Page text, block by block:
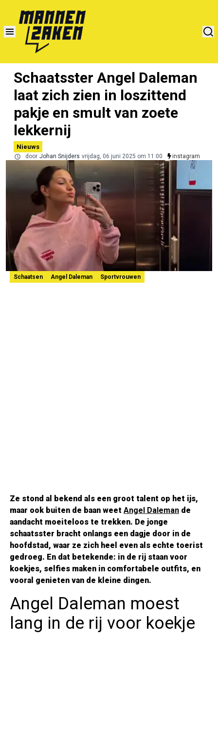
Schaatsster Angel Daleman
laat zich zien in loszittend
pakje en smult van zoete
lekkernij
Nieuws
door Johan Snijders vrijdag, 06 juni 2025 om 11:00 instagram
Schaatsen Angel Daleman Sportvrouwen
Ze stond al bekend als een groot talent op het ijs,
maar ook buiten de baan weet Angel Daleman de
aandacht moeiteloos te trekken. De jonge
schaatsster bracht onlangs een dagje door in de
hoofdstad, waar ze zich heel even als echte toerist
gedroeg. En dat betekende: in de rij staan voor
koekjes, selfies maken in comfortabele outfits, en
vooral genieten van de kleine dingen.
Angel Daleman moest
lang in de rij voor koekje